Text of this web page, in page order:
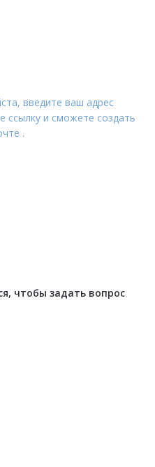
введите ваш адрес
ссылку и сможете создать
.
чтобы задать вопрос